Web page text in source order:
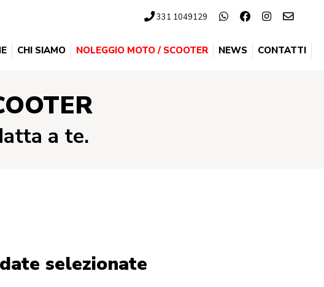
331 1049129
CHI SIAMO NOLEGGIO MOTO / SCOOTER NEWS CONTATTI
a te.
selezionate